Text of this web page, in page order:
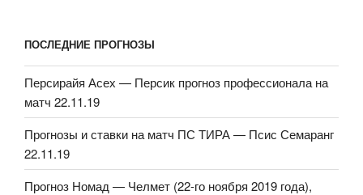
ПОСЛЕДНИЕ ПРОГНОЗЫ
Персирайя Асех — Персик прогноз профессионала на
матч 22.11.19
Прогнозы и ставки на матч ПС ТИРА — Псис Семаранг
22.11.19
Прогноз Номад — Челмет (22-го ноября 2019 года),